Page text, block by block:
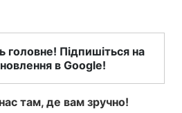
головне! Підпишіться на
в Google!
там, де вам зручно!